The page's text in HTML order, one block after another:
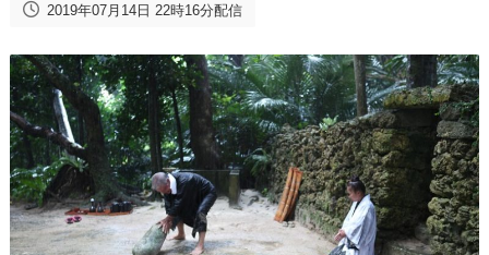
2019年07月14日 22時16分配信